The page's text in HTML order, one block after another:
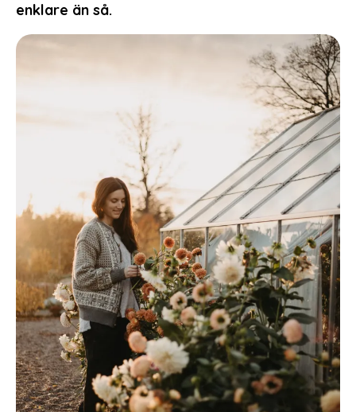
enklare än så.